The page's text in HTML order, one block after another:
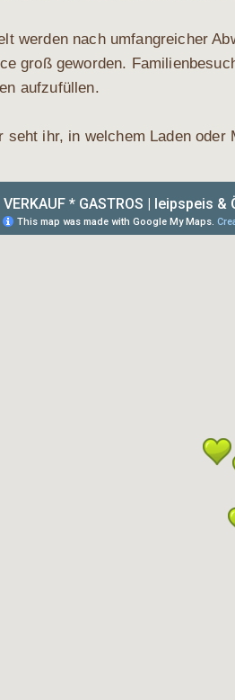
wer­den nach umfang­rei­cher
groß gewor­den.
aufzufüllen.
seht ihr, in wel­chem Laden oder